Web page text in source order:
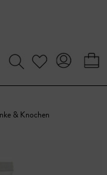
& Knochen